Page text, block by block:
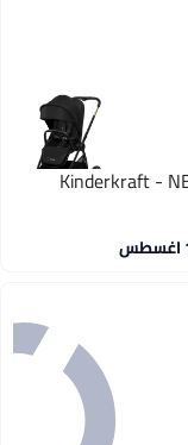
Kinderkraft -